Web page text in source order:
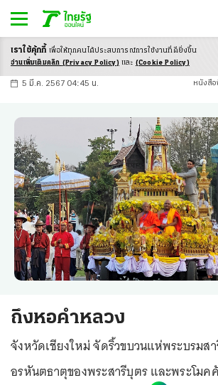
-ก ก ก+
5 มี.ค. 2567 04:45 น. หนังสื
ถึงหอคำหลวง
จังหวัดเชียงใหม่ จัดริ้วขบวนแห่พระบรมส
อรหันตธาตุของพระสารีบุตร และพระโมค
เราใช้คุ้กกี้ เพื่อให้ทุกคนได้ประสบการณ์การใช้งานที่ดียิ่งขึ้น
อ่านเพิ่มเติมคลิก (Privacy Policy) และ (Cookie Policy)